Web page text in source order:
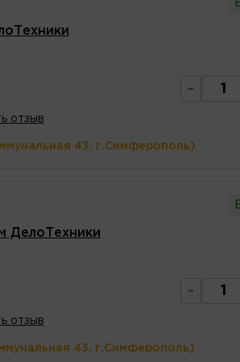
-
отзыв
43, г.Симферополь)
ДелоТехники
-
отзыв
43, г.Симферополь)